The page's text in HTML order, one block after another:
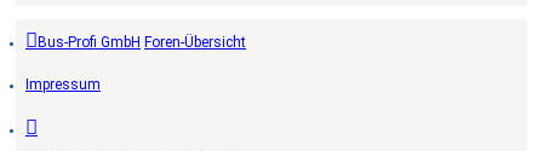
Bus-Profi GmbH Foren-Übersicht
Impressum